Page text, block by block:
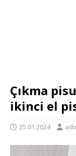
Çıkma
ikinci el
25.01.2024